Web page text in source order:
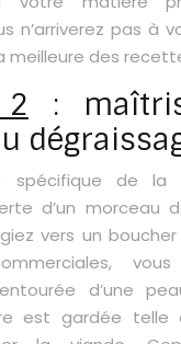
n’arriverez pas à
meilleure des
:
spécifique de la
d’un morceau
vers un
vous
d’une
est gardée telle